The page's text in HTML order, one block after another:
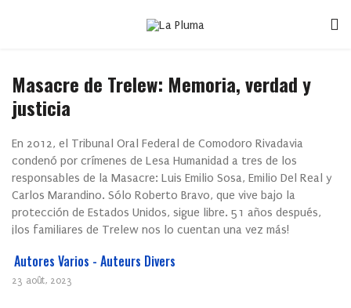
Masacre de Trelew: Memoria, verdad y
justicia
En 2012, el Tribunal Oral Federal de Comodoro Rivadavia
condenó por crímenes de Lesa Humanidad a tres de los
responsables de la Masacre: Luis Emilio Sosa, Emilio Del Real y
Carlos Marandino. Sólo Roberto Bravo, que vive bajo la
protección de Estados Unidos, sigue libre. 51 años después,
¡los familiares de Trelew nos lo cuentan una vez más!
Autores Varios - Auteurs Divers
23 août, 2023